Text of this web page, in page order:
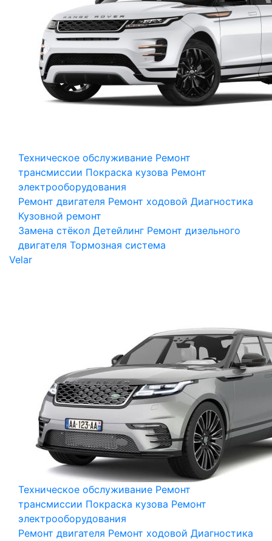
Техническое обслуживание Ремонт
трансмиссии Покраска кузова Ремонт
электрооборудования
Ремонт двигателя Ремонт ходовой Диагностика
Кузовной ремонт
Замена стёкол Детейлинг Ремонт дизельного
двигателя Тормозная система
Velar
Техническое обслуживание Ремонт
трансмиссии Покраска кузова Ремонт
электрооборудования
Ремонт двигателя Ремонт ходовой Диагностика